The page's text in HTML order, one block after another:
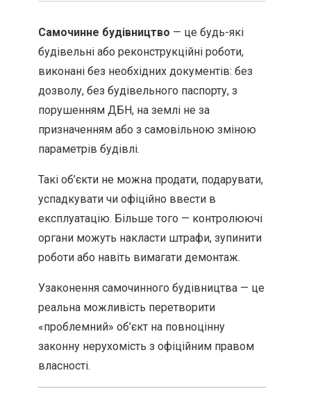
Самочинне будівництво — це будь-які
будівельні або реконструкційні роботи,
виконані без необхідних документів: без
дозволу, без будівельного паспорту, з
порушенням ДБН, на землі не за
призначенням або з самовільною зміною
параметрів будівлі.
Такі об’єкти не можна продати, подарувати,
успадкувати чи офіційно ввести в
експлуатацію. Більше того — контролюючі
органи можуть накласти штрафи, зупинити
роботи або навіть вимагати демонтаж.
Узаконення самочинного будівництва — це
реальна можливість перетворити
«проблемний» об’єкт на повноцінну
законну нерухомість з офіційним правом
власності.